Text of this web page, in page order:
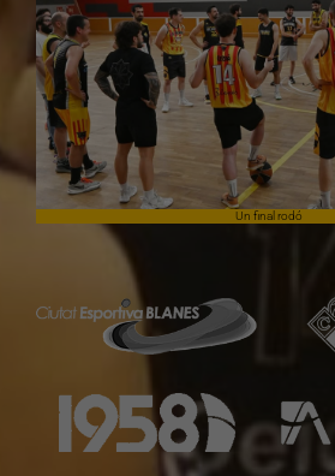
Un final rodó